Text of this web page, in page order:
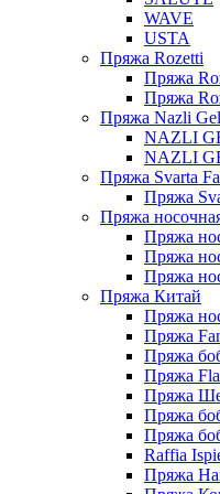
WAVE
USTA
Пряжа Rozetti
Пряжа
Пряжа
Пряжа Nazli
NAZLI
NAZLI
Пряжа Svarta
Пряжа
Пряжа
Пряжа
Пряжа
Пряжа
Пряжа Китай
Пряжа
Пряжа
Пряжа
Пряжа
Пряжа
Пряжа
Пряжа
Raffia
Пряжа